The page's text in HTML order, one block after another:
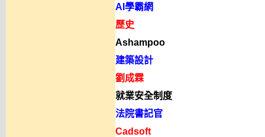
AI學霸網
歷史
Ashampoo
建築設計
劉成霖
就業安全制度
法院書記官
Cadsoft